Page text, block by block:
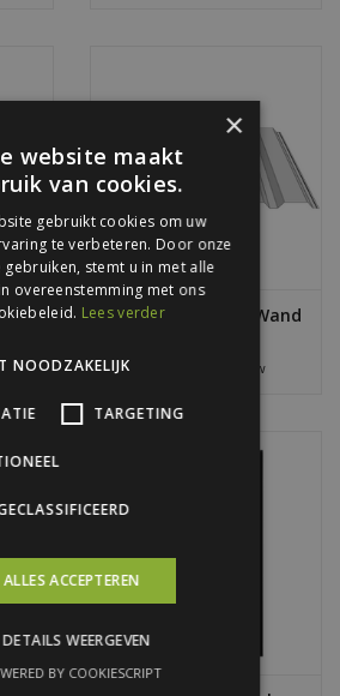
Damwandplaten Wand
Aluminium
€ 12,95 / m Excl. btw
×
website maakt
van cookies.
gebruikt cookies om uw
te verbeteren. Door onze
gebruiken, stemt u in met alle
overeenstemming met ons
Lees verder
NOODZAKELIJK
TARGETING
ALLES ACCEPTEREN
DETAILS WEERGEVEN
BY COOKIESCRIPT